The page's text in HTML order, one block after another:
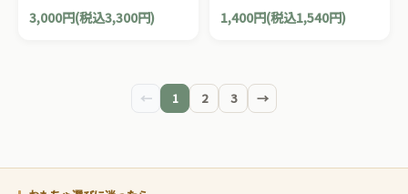
1ピース。
3,000円(税込3,300円)
と信号が作動します。1ピー
1,400円(税込1,540円)
← 1 2 3 →